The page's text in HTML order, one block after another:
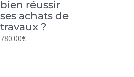
bien réussir
ses achats de
travaux ?
780.00€